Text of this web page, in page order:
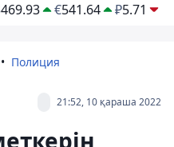
469.93 €541.64 ₽5.71
Полиция
21:52, 10 қараша 2022